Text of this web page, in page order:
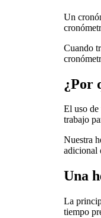
Un
Cuando
¿Por
El uso de
trabajo
Nuestra
adicional
Una
La
tiempo